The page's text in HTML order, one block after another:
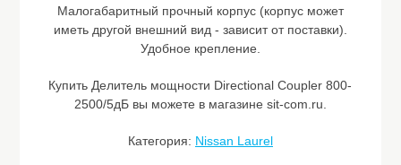
Малогабаритный прочный корпус (корпус может
иметь другой внешний вид - зависит от поставки).
Удобное крепление.
Купить Делитель мощности Directional Coupler 800-
2500/5дБ вы можете в магазине sit-com.ru.
Категория: Nissan Laurel